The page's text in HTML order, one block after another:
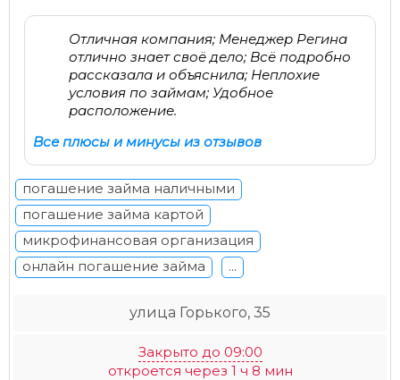
Отличная компания; Менеджер Регина
отлично знает своё дело; Всё подробно
рассказала и объяснила; Неплохие
условия по займам; Удобное
расположение.
Все плюсы и минусы из отзывов
погашение займа наличными
погашение займа картой
микрофинансовая организация
онлайн погашение займа
...
улица Горького, 35
Закрыто до 09:00
откроется через 1 ч 8 мин